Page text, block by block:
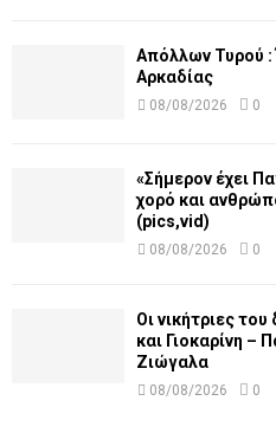
Απόλλων Τυρού
Αρκαδίας
08/08/2026 0
«Σήμερον έχει
χορό και
(pics,vid)
08/08/2026 0
Οι νικήτριες
και Γιοκαρίνη
Ζιώγαλα
08/08/2026 0